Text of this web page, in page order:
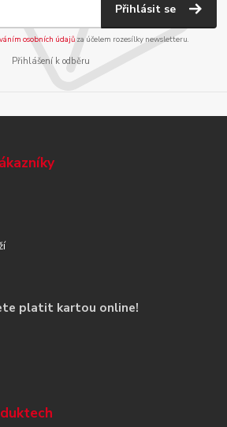
Přihlásit se
osobních údajůza účelem rozesílky newsletteru.
Přihlášení k odběru
platit kartou online!